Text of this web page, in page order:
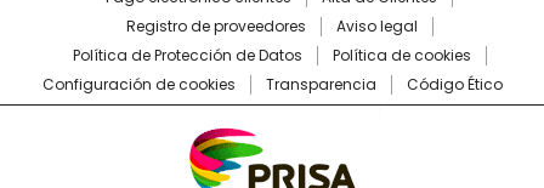
Registro de proveedores
Aviso legal
Política de Protección de Datos
Política de cookies
Configuración de cookies
Transparencia Código Ético